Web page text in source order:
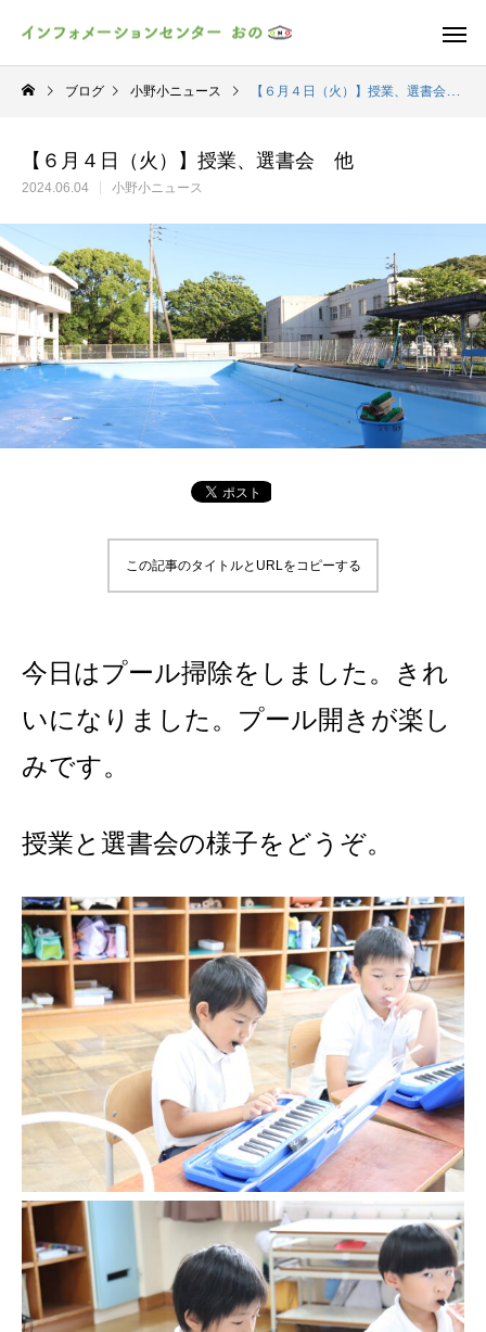
ブログ 小野小ニュース 【６月４日（火）】授業、選書会 他
【６月４日（火）】授業、選書会 他
2024.06.04 小野小ニュース
この記事のタイトルとURLをコピーする
今日はプール掃除をしました。きれ
いになりました。プール開きが楽し
みです。
授業と選書会の様子をどうぞ。